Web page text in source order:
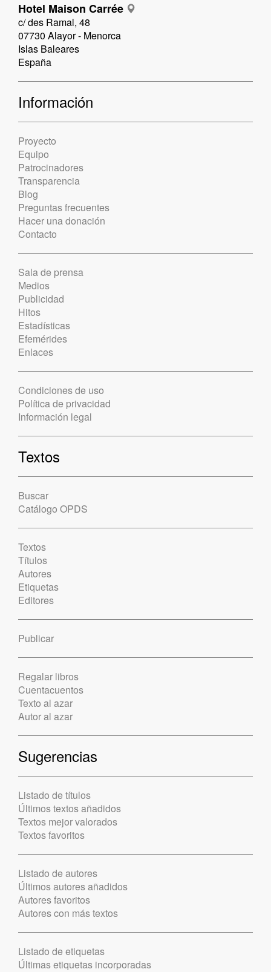
Hotel Maison Carrée
c/ des Ramal, 48
07730 Alayor - Menorca
Islas Baleares
España
Información
Proyecto
Equipo
Patrocinadores
Transparencia
Blog
Preguntas frecuentes
Hacer una donación
Contacto
Sala de prensa
Medios
Publicidad
Hitos
Estadísticas
Efemérides
Enlaces
Condiciones de uso
Política de privacidad
Información legal
Textos
Buscar
Catálogo OPDS
Textos
Títulos
Autores
Etiquetas
Editores
Publicar
Regalar libros
Cuentacuentos
Texto al azar
Autor al azar
Sugerencias
Listado de títulos
Últimos textos añadidos
Textos mejor valorados
Textos favoritos
Listado de autores
Últimos autores añadidos
Autores favoritos
Autores con más textos
Listado de etiquetas
Últimas etiquetas incorporadas